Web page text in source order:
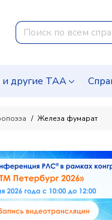
другие ТАА
Железа фумарат